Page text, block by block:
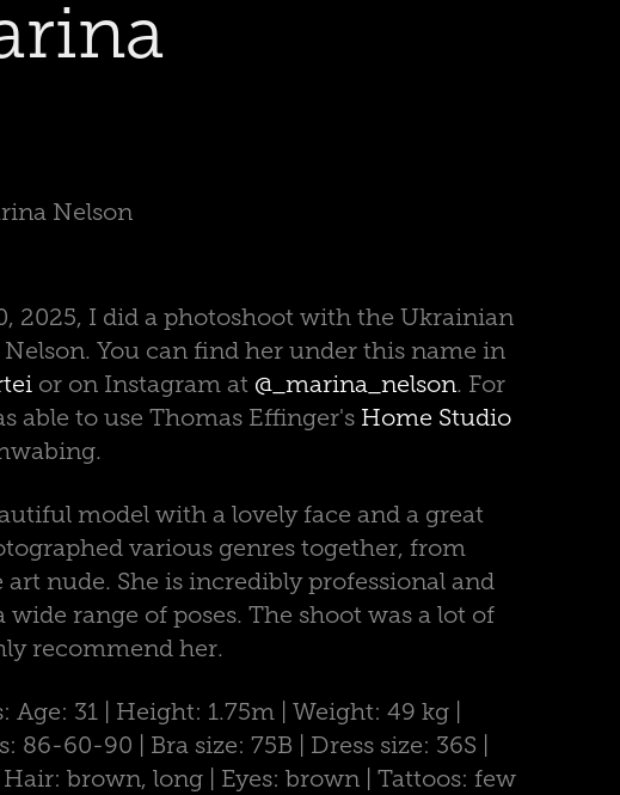
Nelson
2025, I did a photoshoot with the Ukrainian
You can find her under this name in
or on Instagram at @_marina_nelson. For
able to use Thomas Effinger's Home Studio
model with a lovely face and a great
various genres together, from
nude. She is incredibly professional and
wide range of poses. The shoot was a lot of
recommend her.
Age: 31 | Height: 1.75m | Weight: 49 kg |
86-60-90 | Bra size: 75B | Dress size: 36S |
Hair: brown, long | Eyes: brown | Tattoos: few